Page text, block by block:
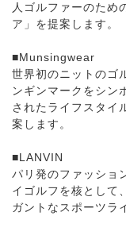
人ゴルファーのため
ア」を提案します。
■Munsingwear
世界初のニットのゴ
ンギンマークをシン
されたライフスタイ
案します。
■LANVIN
パリ発のファッショ
イゴルフを核として
ガントなスポーツラ